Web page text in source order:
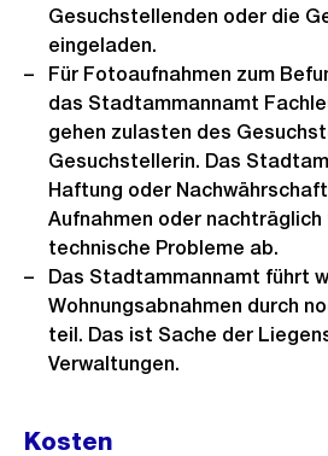
Gesuchstellenden oder die
eingeladen.
Für Fotoaufnahmen zum
das Stadtammannamt
gehen zulasten des
Gesuchstellerin. Das
Haftung oder
Aufnahmen oder
technische Probleme ab.
Das Stadtammannamt führt
Wohnungsabnahmen durch
teil. Das ist Sache der
Verwaltungen.
Kosten